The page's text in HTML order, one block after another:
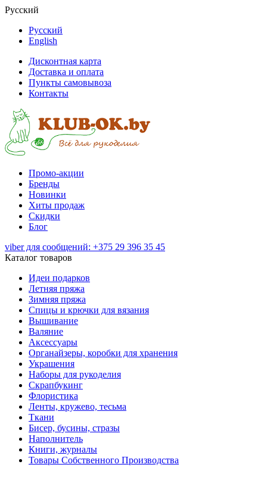
Русский
Русский
English
Дисконтная карта
Доставка и оплата
Пункты самовывоза
Контакты
Промо-акции
Бренды
Новинки
Хиты продаж
Скидки
Блог
viber для сообщений: +375 29 396 35 45
Каталог товаров
Идеи подарков
Летняя пряжа
Зимняя пряжа
Спицы и крючки для вязания
Вышивание
Валяние
Аксессуары
Органайзеры, коробки для хранения
Украшения
Наборы для рукоделия
Скрапбукинг
Флористика
Ленты, кружево, тесьма
Ткани
Бисер, бусины, стразы
Наполнитель
Книги, журналы
Товары Собственного Производства